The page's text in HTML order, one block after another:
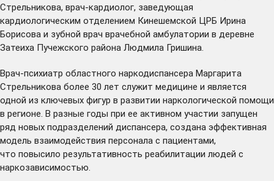
Стрельникова, врач-кардиолог, заведующая
кардиологическим отделением Кинешемской ЦРБ Ирина
Борисова и зубной врач врачебной амбулатории в деревне
Затеиха Пучежского района Людмила Гришина.
Врач-психиатр областного наркодиспансера Маргарита
Стрельникова более 30 лет служит медицине и является
одной из ключевых фигур в развитии наркологической помощи
в регионе. В разные годы при ее активном участии запущен
ряд новых подразделений диспансера, создана эффективная
модель взаимодействия персонала с пациентами,
что повысило результативность реабилитации людей с
наркозависимостью.